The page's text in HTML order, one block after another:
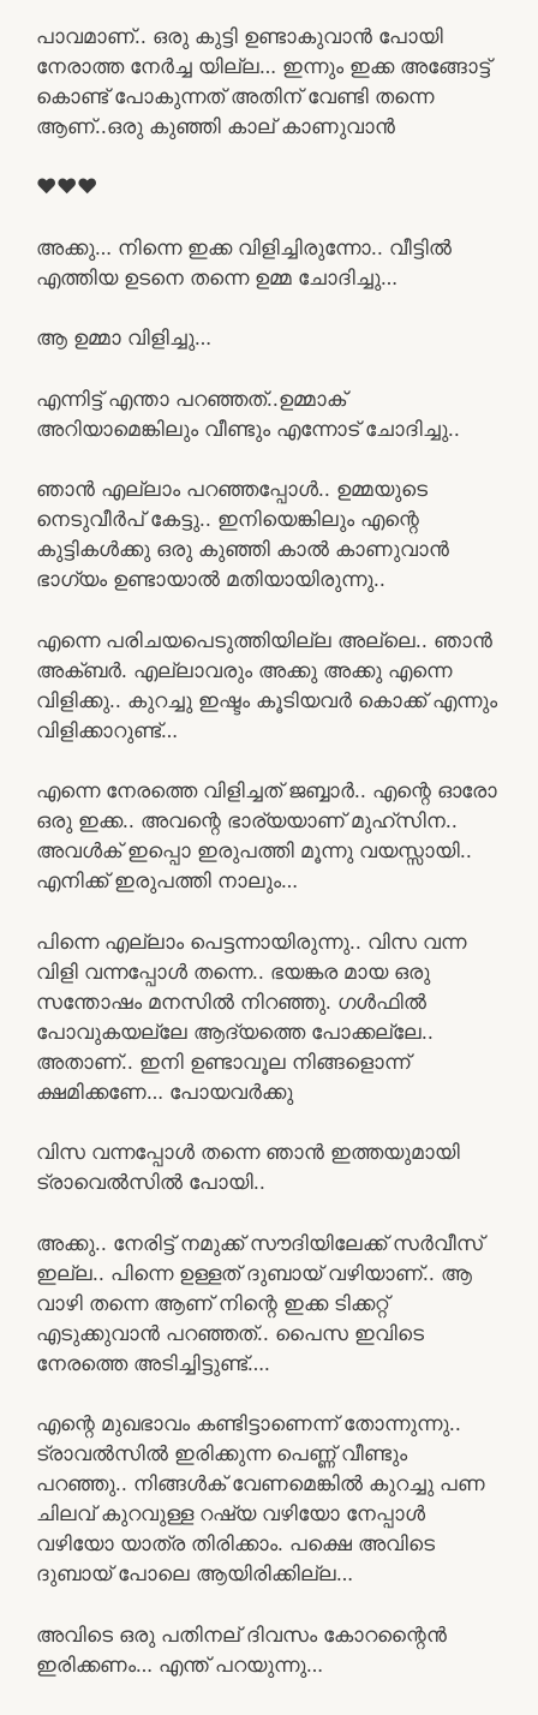
പാവമാണ്.. ഒരു കുട്ടി ഉണ്ടാകുവാൻ പോയി
നേരാത്ത നേർച്ച യില്ല… ഇന്നും ഇക്ക അങ്ങോട്ട്‌
കൊണ്ട് പോകുന്നത് അതിന് വേണ്ടി തന്നെ
ആണ്..ഒരു കുഞ്ഞി കാല് കാണുവാൻ
❤❤❤
അക്കു… നിന്നെ ഇക്ക വിളിച്ചിരുന്നോ.. വീട്ടിൽ
എത്തിയ ഉടനെ തന്നെ ഉമ്മ ചോദിച്ചു…
ആ ഉമ്മാ വിളിച്ചു…
എന്നിട്ട് എന്താ പറഞ്ഞത്..ഉമ്മാക്
അറിയാമെങ്കിലും വീണ്ടും എന്നോട് ചോദിച്ചു..
ഞാൻ എല്ലാം പറഞ്ഞപ്പോൾ.. ഉമ്മയുടെ
നെടുവീർപ് കേട്ടു.. ഇനിയെങ്കിലും എന്റെ
കുട്ടികൾക്കു ഒരു കുഞ്ഞി കാൽ കാണുവാൻ
ഭാഗ്യം ഉണ്ടായാൽ മതിയായിരുന്നു..
എന്നെ പരിചയപെടുത്തിയില്ല അല്ലെ.. ഞാൻ
അക്ബർ. എല്ലാവരും അക്കു അക്കു എന്നെ
വിളിക്കു.. കുറച്ചു ഇഷ്ടം കൂടിയവർ കൊക്ക് എന്നും
വിളിക്കാറുണ്ട്…
എന്നെ നേരത്തെ വിളിച്ചത് ജബ്ബാർ.. എന്റെ ഓരോ
ഒരു ഇക്ക.. അവന്റെ ഭാര്യയാണ് മുഹ്സിന..
അവൾക് ഇപ്പൊ ഇരുപത്തി മൂന്നു വയസ്സായി..
എനിക്ക് ഇരുപത്തി നാലും…
പിന്നെ എല്ലാം പെട്ടന്നായിരുന്നു.. വിസ വന്ന
വിളി വന്നപ്പോൾ തന്നെ.. ഭയങ്കര മായ ഒരു
സന്തോഷം മനസിൽ നിറഞ്ഞു. ഗൾഫിൽ
പോവുകയല്ലേ ആദ്യത്തെ പോക്കല്ലേ..
അതാണ്.. ഇനി ഉണ്ടാവൂല നിങ്ങളൊന്ന്
ക്ഷമിക്കണേ… പോയവർക്കു
വിസ വന്നപ്പോൾ തന്നെ ഞാൻ ഇത്തയുമായി
ട്രാവെൽസിൽ പോയി..
അക്കു.. നേരിട്ട് നമുക്ക് സൗദിയിലേക്ക് സർവീസ്
ഇല്ല.. പിന്നെ ഉള്ളത് ദുബായ് വഴിയാണ്.. ആ
വാഴി തന്നെ ആണ് നിന്റെ ഇക്ക ടിക്കറ്റ്
എടുക്കുവാൻ പറഞ്ഞത്.. പൈസ ഇവിടെ
നേരത്തെ അടിച്ചിട്ടുണ്ട്….
എന്റെ മുഖഭാവം കണ്ടിട്ടാണെന്ന് തോന്നുന്നു..
ട്രാവൽസിൽ ഇരിക്കുന്ന പെണ്ണ് വീണ്ടും
പറഞ്ഞു.. നിങ്ങൾക് വേണമെങ്കിൽ കുറച്ചു പണ
ചിലവ് കുറവുള്ള റഷ്യ വഴിയോ നേപ്പാൾ
വഴിയോ യാത്ര തിരിക്കാം. പക്ഷെ അവിടെ
ദുബായ് പോലെ ആയിരിക്കില്ല…
അവിടെ ഒരു പതിനല് ദിവസം കോറന്റൈൻ
ഇരിക്കണം… എന്ത് പറയുന്നു…